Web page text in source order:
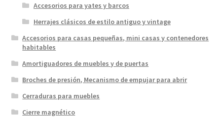
Accesorios para yates y barcos
Herrajes clásicos de estilo antiguo y vintage
Accesorios para casas pequeñas, mini casas y contenedores
habitables
Amortiguadores de muebles y de puertas
Broches de presión, Mecanismo de empujar para abrir
Cerraduras para muebles
Cierre magnético